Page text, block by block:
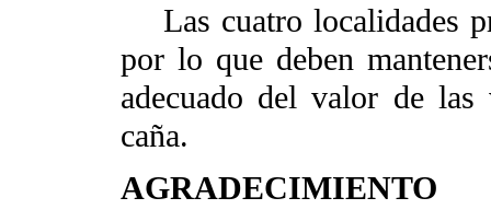
Las cuatro localidades
por lo que deben
adecuado del valor de
caña.
AGRADECIMIENTO